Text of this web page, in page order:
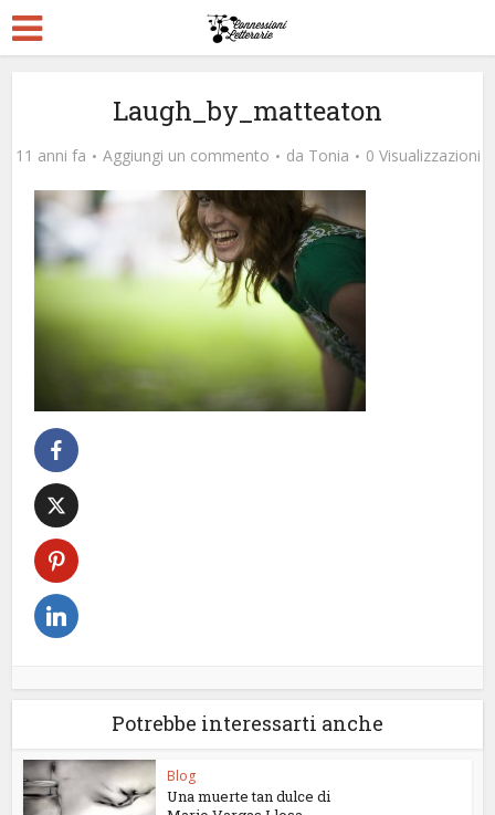
Laugh_by_matteaton
11 anni fa Aggiungi un commento da Tonia 0 Visualizzazioni
Potrebbe interessarti anche
Blog
Una muerte tan dulce di